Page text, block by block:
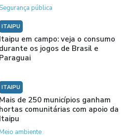
pública
ITAIPU
Itaipu em campo: veja o consumo
durante os jogos de Brasil e
Paraguai
ITAIPU
Mais de 250 municípios ganham
hortas comunitárias com apoio da
Itaipu
ambiente